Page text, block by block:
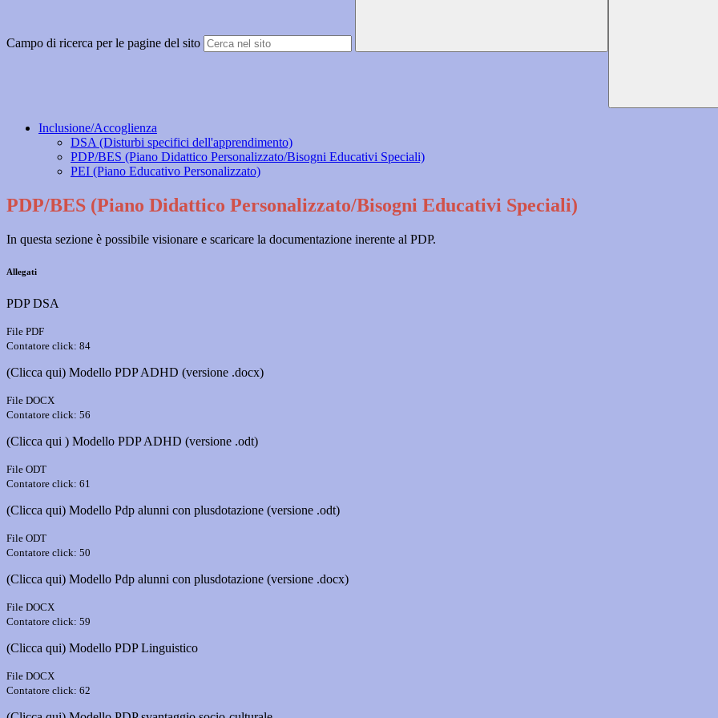
Campo di ricerca per le pagine del sito
Inclusione/Accoglienza
DSA (Disturbi specifici dell'apprendimento)
PDP/BES (Piano Didattico Personalizzato/Bisogni Educativi Speciali)
PEI (Piano Educativo Personalizzato)
PDP/BES (Piano Didattico Personalizzato/Bisogni Educativi Speciali)
In questa sezione è possibile visionare e scaricare la documentazione inerente al PDP.
Allegati
PDP DSA
File PDF
Contatore click: 84
(Clicca qui) Modello PDP ADHD (versione .docx)
File DOCX
Contatore click: 56
(Clicca qui ) Modello PDP ADHD (versione .odt)
File ODT
Contatore click: 61
(Clicca qui) Modello Pdp alunni con plusdotazione (versione .odt)
File ODT
Contatore click: 50
(Clicca qui) Modello Pdp alunni con plusdotazione (versione .docx)
File DOCX
Contatore click: 59
(Clicca qui) Modello PDP Linguistico
File DOCX
Contatore click: 62